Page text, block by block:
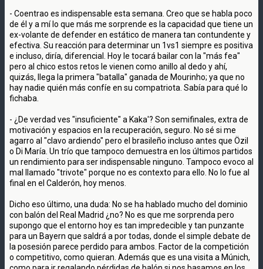
- Coentrao es indispensable esta semana. Creo que se habla poco
de él y a mí lo que más me sorprende es la capacidad que tiene un
ex-volante de defender en estático de manera tan contundente y
efectiva. Su reacción para determinar un 1vs1 siempre es positiva
e incluso, diría, diferencial. Hoy le tocará bailar con la "más fea"
pero al chico estos retos le vienen como anillo al dedo y ahí,
quizás, llega la primera "batalla" ganada de Mourinho; ya que no
hay nadie quién más confíe en su compatriota. Sabía para qué lo
fichaba.
- ¿De verdad ves "insuficiente" a Kaka'? Son semifinales, extra de
motivación y espacios en la recuperación, seguro. No sé si me
agarro al "clavo ardiendo" pero el brasileño incluso antes que Özil
o Di María. Un trío que tampoco demuestra en los últimos partidos
un rendimiento para ser indispensable ninguno. Tampoco evoco al
mal llamado "trivote" porque no es contexto para ello. No lo fue al
final en el Calderón, hoy menos.
Dicho eso último, una duda: No se ha hablado mucho del dominio
con balón del Real Madrid ¿no? No es que me sorprenda pero
supongo que el entorno hoy es tan impredecible y tan punzante
para un Bayern que saldrá a por todas, donde el simple debate de
la posesión parece perdido para ambos. Factor de la competición
o competitivo, como quieran. Además que es una visita a Múnich,